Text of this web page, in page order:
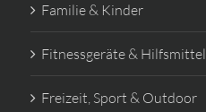
Familie & Kinder
Fitnessgeräte & Hilfsmittel
Freizeit, Sport & Outdoor